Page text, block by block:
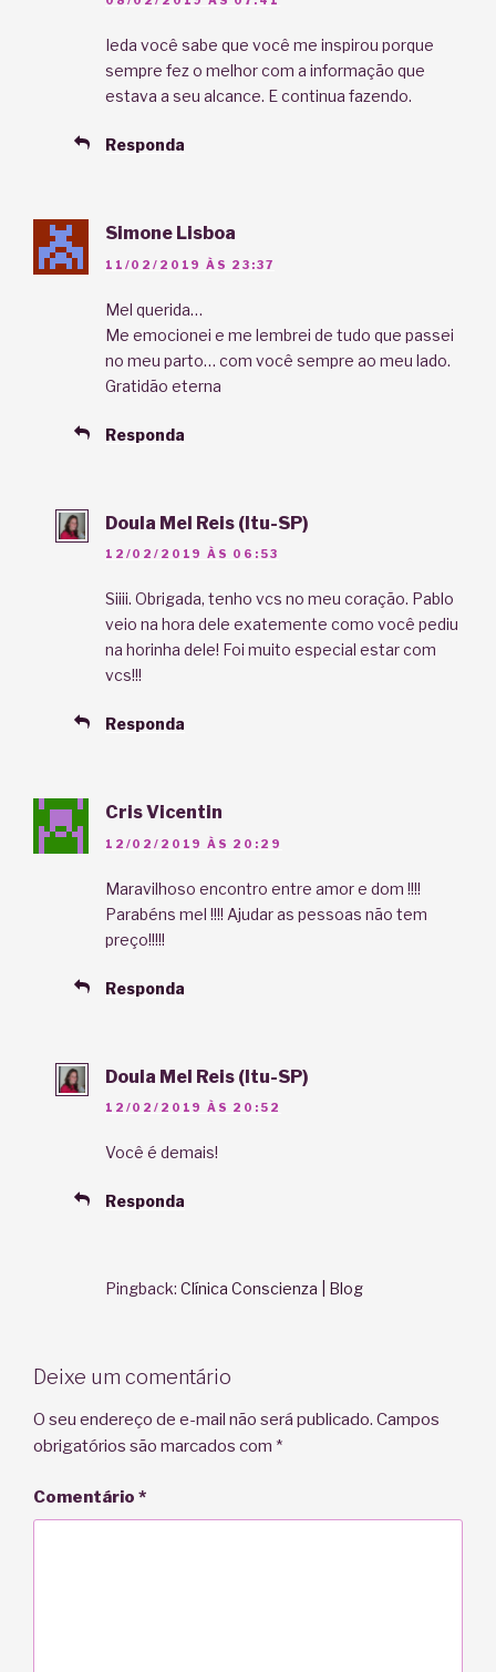
Ieda você sabe que você me inspirou porque
sempre fez o melhor com a informação que
estava a seu alcance. E continua fazendo.
Responda
Simone Lisboa
11/02/2019 ÀS 23:37
Mel querida…
Me emocionei e me lembrei de tudo que passei
no meu parto… com você sempre ao meu lado.
Gratidão eterna
Responda
Doula Mel Reis (Itu-SP)
12/02/2019 ÀS 06:53
Siiii. Obrigada, tenho vcs no meu coração. Pablo
veio na hora dele exatemente como você pediu
na horinha dele! Foi muito especial estar com
vcs!!!
Responda
Cris Vicentin
12/02/2019 ÀS 20:29
Maravilhoso encontro entre amor e dom !!!!
Parabéns mel !!!! Ajudar as pessoas não tem
preço!!!!!
Responda
Doula Mel Reis (Itu-SP)
12/02/2019 ÀS 20:52
Você é demais!
Responda
Pingback: Clínica Conscienza | Blog
Deixe um comentário
O seu endereço de e-mail não será publicado. Campos
obrigatórios são marcados com *
Comentário *